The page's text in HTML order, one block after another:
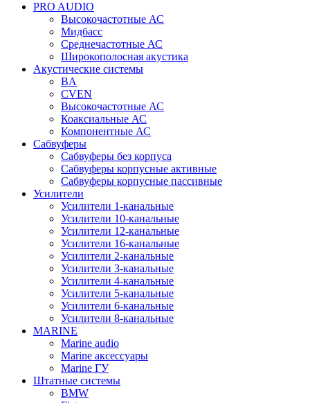
PRO AUDIO
Высокочастотные АС
Мидбасс
Среднечастотные АС
Широкополосная акустика
Акустические системы
BA
CVEN
Высокочастотные АС
Коаксиальные АС
Компонентные АС
Сабвуферы
Сабвуферы без корпуса
Сабвуферы корпусные активные
Сабвуферы корпусные пассивные
Усилители
Усилители 1-канальные
Усилители 10-канальные
Усилители 12-канальные
Усилители 16-канальные
Усилители 2-канальные
Усилители 3-канальные
Усилители 4-канальные
Усилители 5-канальные
Усилители 6-канальные
Усилители 8-канальные
MARINE
Marine audio
Marine аксессуары
Marine ГУ
Штатные системы
BMW